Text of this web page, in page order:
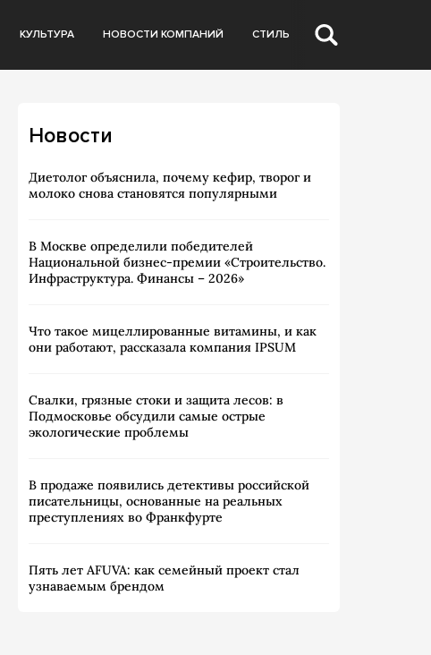
КУЛЬТУРА НОВОСТИ КОМПАНИЙ СТИЛЬ
Новости
Диетолог объяснила, почему кефир, творог и
молоко снова становятся популярными
В Москве определили победителей
Национальной бизнес-премии «Строительство.
Инфраструктура. Финансы – 2026»
Что такое мицеллированные витамины, и как
они работают, рассказала компания IPSUM
Свалки, грязные стоки и защита лесов: в
Подмосковье обсудили самые острые
экологические проблемы
В продаже появились детективы российской
писательницы, основанные на реальных
преступлениях во Франкфурте
Пять лет AFUVA: как семейный проект стал
узнаваемым брендом